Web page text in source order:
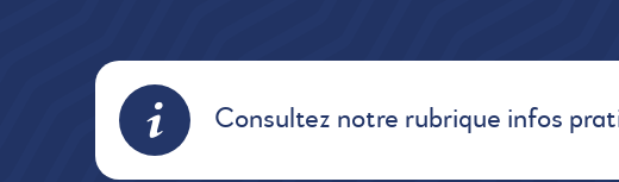
Consultez notre rubrique infos